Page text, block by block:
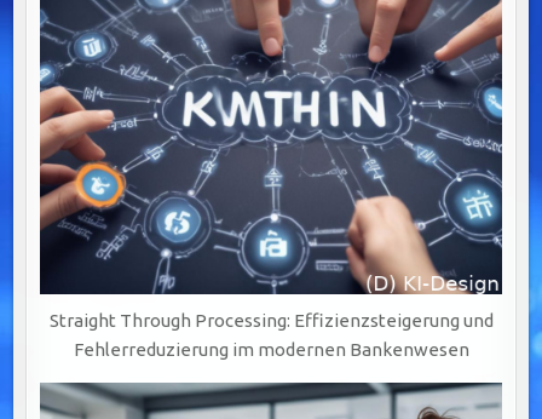
Straight Through Processing: Effizienzsteigerung und
Fehlerreduzierung im modernen Bankenwesen